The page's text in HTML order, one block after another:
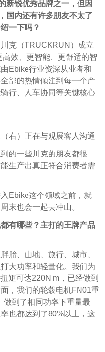
新锐优秀品牌之一，但因
国内还有许多朋友不太了
一下吗？
克（TRUCKRUN）成立
效、更智能、更舒适的智
Ebike行业资深从业者和
部的热情倾注到每一个产
行、人车协同等关键核心
右）正在与观展客人沟通
的一些川克的朋友都很
生产出真正符合消费者需
Ebike这个领域之前，就
末也会一起去冲山。
有哪些？主打的王牌产品
胎、山地、旅行、城市、
大功率和轻量化。我们为
矩可达220N.m，已经做到
，我们的轮毂电机FN01重
做到了相同功率下重量最
也都达到了80%以上，这